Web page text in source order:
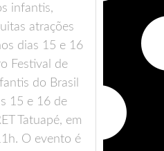
infantis,
atrações
dias 15 e 16
Festival de
do Brasil
15 e 16 de
Tatuapé, em
O evento é